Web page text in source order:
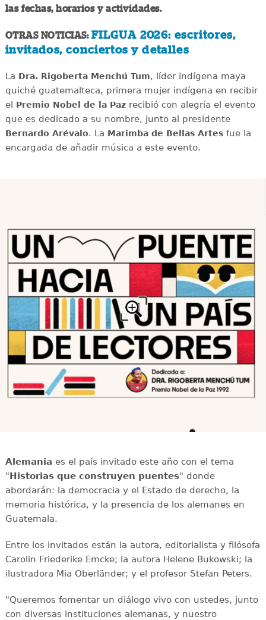
las fechas, horarios y actividades.
OTRAS NOTICIAS: FILGUA 2026: escritores,
invitados, conciertos y detalles
La Dra. Rigoberta Menchú Tum, líder indígena maya
quiché guatemalteca, primera mujer indígena en recibir
el Premio Nobel de la Pazrecibió con alegría el evento
que es dedicado a su nombre, junto al presidente
Bernardo Arévalo. La Marimba de Bellas Artesfue la
encargada de añadir música a este evento.
Alemania es el país invitado este año con el tema
"Historias que construyen puentes" donde
abordarán: la democracia y el Estado de derecho, la
memoria histórica, y la presencia de los alemanes en
Guatemala.
Entre los invitados están la autora, editorialista y filósofa
Carolin Friederike Emcke; la autora Helene Bukowski; la
ilustradora Mia Oberländer; y el profesor Stefan Peters.
"Queremos fomentar un diálogo vivo con ustedes, junto
con diversas instituciones alemanas, y nuestro